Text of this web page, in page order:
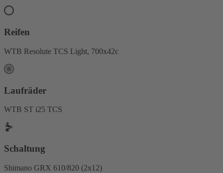
Reifen
WTB Resolute TCS Light, 700x42c
Laufräder
WTB ST i25 TCS
Schaltung
Shimano GRX 610/820 (2x12)